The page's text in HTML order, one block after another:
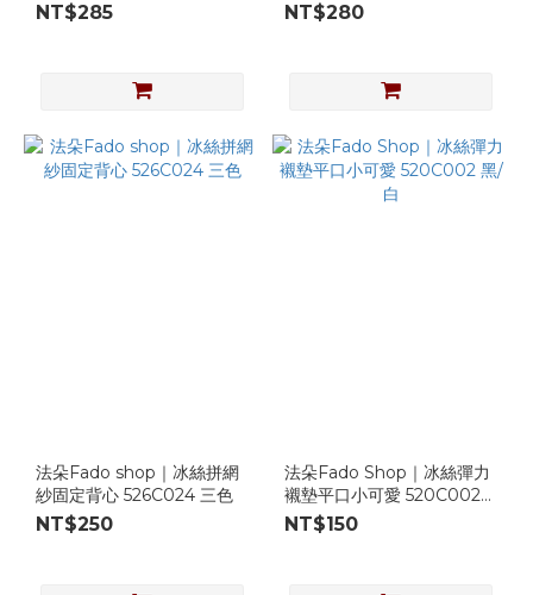
5263014
NT$285
526B031 三色
NT$280
法朵Fado shop｜冰絲拼網
紗固定背心 526C024 三色
NT$250
法朵Fado Shop｜冰絲彈力
襯墊平口小可愛 520C002
黑/白
NT$150